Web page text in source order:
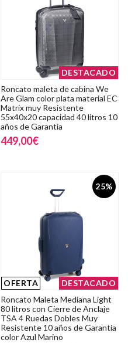
DESTACADO
Roncato maleta de cabina We
Are Glam color plata material EC
Matrix muy Resistente
55x40x20 capacidad 40 litros 10
años de Garantia
449,00€
25%
OFERTA
DESTACADO
Roncato Maleta Mediana Light
80 litros con Cierre de Anclaje
TSA 4 Ruedas Dobles Muy
Resistente 10 años de Garantia
color Azul Marino